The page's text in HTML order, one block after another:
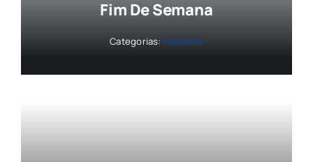
Fim De Semana
Categorias: Passeios